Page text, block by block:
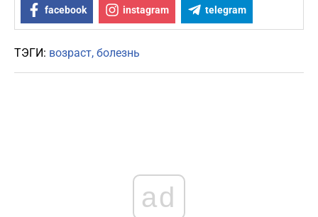
facebook instagram telegram
ТЭГИ: возраст болезнь
ad